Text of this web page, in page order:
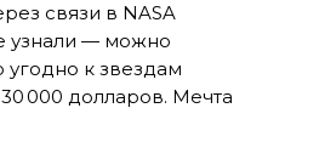
связи в NASA
узнали — можно
угодно к звездам
000 долларов. Мечта